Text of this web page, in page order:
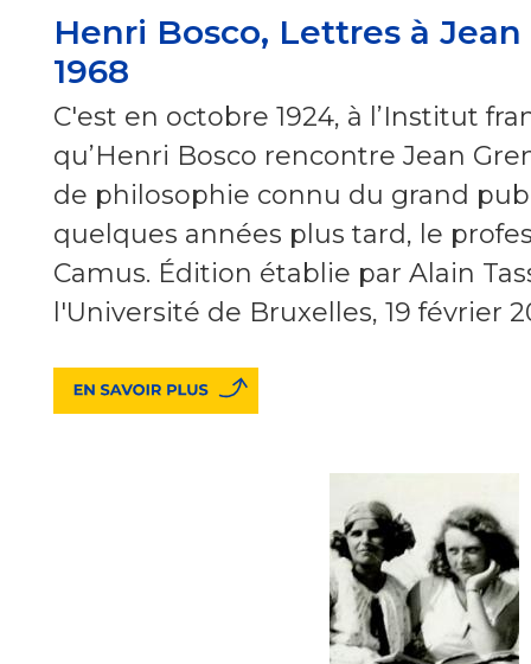
Henri Bosco, Lettres à Jean
1968
C'est en octobre 1924, à l’Institut
qu’Henri Bosco rencontre Jean
de philosophie connu du grand
quelques années plus tard, le
Camus. Édition établie par Alain
l'Université de Bruxelles, 19 février